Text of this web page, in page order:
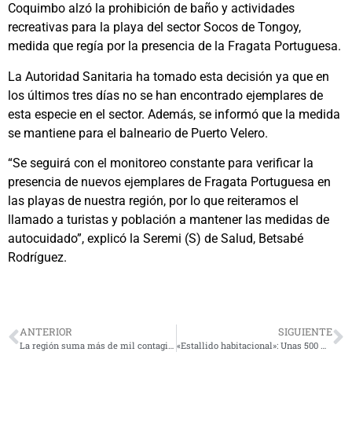
Coquimbo alzó la prohibición de baño y actividades
recreativas para la playa del sector Socos de Tongoy,
medida que regía por la presencia de la Fragata Portuguesa.
La Autoridad Sanitaria ha tomado esta decisión ya que en
los últimos tres días no se han encontrado ejemplares de
esta especie en el sector. Además, se informó que la medida
se mantiene para el balneario de Puerto Velero.
“Se seguirá con el monitoreo constante para verificar la
presencia de nuevos ejemplares de Fragata Portuguesa en
las playas de nuestra región, por lo que reiteramos el
llamado a turistas y población a mantener las medidas de
autocuidado”, explicó la Seremi (S) de Salud, Betsabé
Rodríguez.
ANTERIOR SIGUIENTE